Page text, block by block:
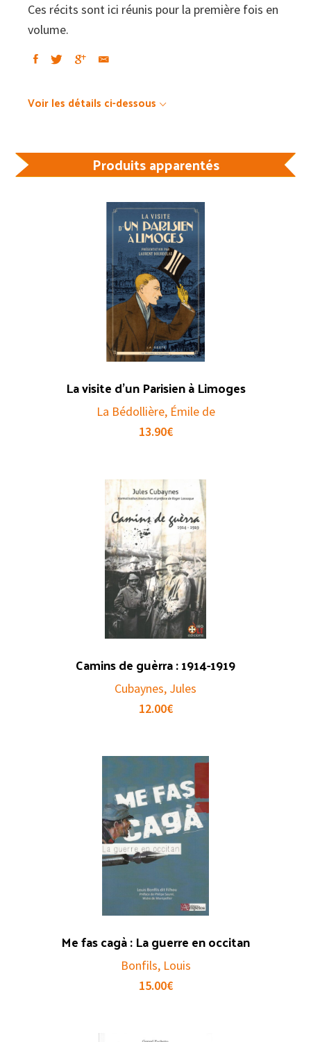
Ces récits sont ici réunis pour la première fois en
volume.
Voir les détails ci-dessous
Produits apparentés
La visite d’un Parisien à Limoges
La Bédollière, Émile de
13.90€
Camins de guèrra : 1914-1919
Cubaynes, Jules
12.00€
Me fas cagà : La guerre en occitan
Bonfils, Louis
15.00€